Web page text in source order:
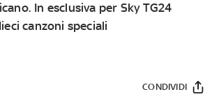
In esclusiva per Sky TG24
canzoni speciali
CONDIVIDI